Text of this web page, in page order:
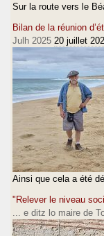
Sur la route vers le
Bilan de la réunion
Julh 2025 20 juillet
Ainsi que cela a été
"Relever le niveau
... e ditz lo maire de